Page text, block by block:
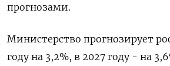
прогнозами.
Министерство прогнозирует
году на 3,2%, в 2027 году - на